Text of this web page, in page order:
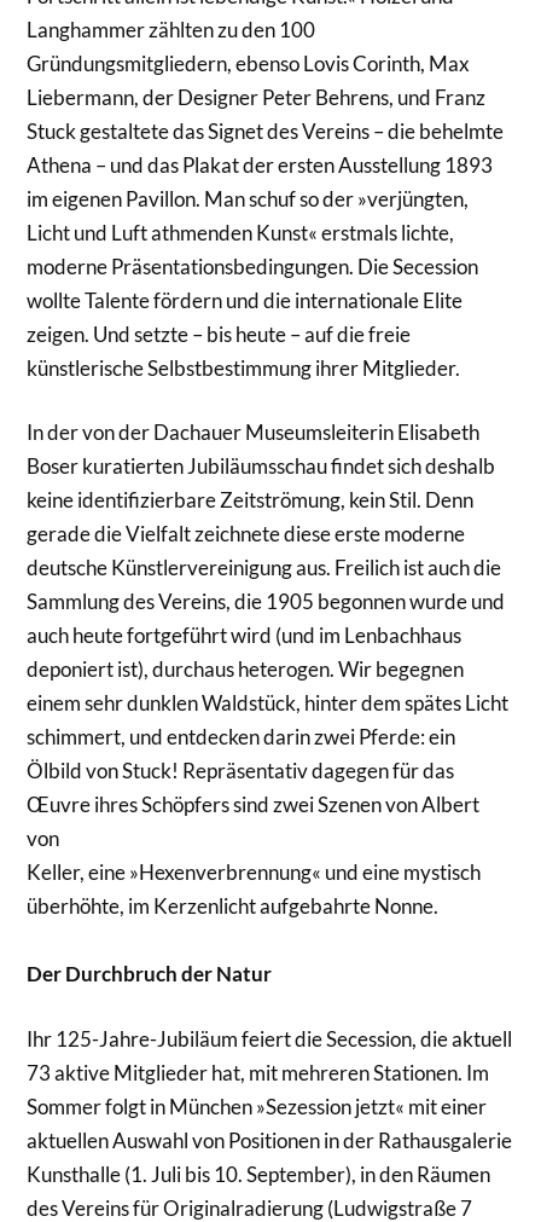
Langhammer zählten zu den 100
Gründungsmitgliedern, ebenso Lovis Corinth, Max
Liebermann, der Designer Peter Behrens, und Franz
Stuck gestaltete das Signet des Vereins – die behelmte
Athena – und das Plakat der ersten Ausstellung 1893
im eigenen Pavillon. Man schuf so der »verjüngten,
Licht und Luft athmenden Kunst« erstmals lichte,
moderne Präsentationsbedingungen. Die Secession
wollte Talente fördern und die internationale Elite
zeigen. Und setzte – bis heute – auf die freie
künstlerische Selbstbestimmung ihrer Mitglieder.
In der von der Dachauer Museumsleiterin Elisabeth
Boser kuratierten Jubiläumsschau findet sich deshalb
keine identifizierbare Zeitströmung, kein Stil. Denn
gerade die Vielfalt zeichnete diese erste moderne
deutsche Künstlervereinigung aus. Freilich ist auch die
Sammlung des Vereins, die 1905 begonnen wurde und
auch heute fortgeführt wird (und im Lenbachhaus
deponiert ist), durchaus heterogen. Wir begegnen
einem sehr dunklen Waldstück, hinter dem spätes Licht
schimmert, und entdecken darin zwei Pferde: ein
Ölbild von Stuck! Repräsentativ dagegen für das
Œuvre ihres Schöpfers sind zwei Szenen von Albert
von
Keller, eine »Hexenverbrennung« und eine mystisch
überhöhte, im Kerzenlicht aufgebahrte Nonne.
Der Durchbruch der Natur
Ihr 125-Jahre-Jubiläum feiert die Secession, die aktuell
73 aktive Mitglieder hat, mit mehreren Stationen. Im
Sommer folgt in München »Sezession jetzt« mit einer
aktuellen Auswahl von Positionen in der Rathausgalerie
Kunsthalle (1. Juli bis 10. September), in den Räumen
des Vereins für Originalradierung (Ludwigstraße 7